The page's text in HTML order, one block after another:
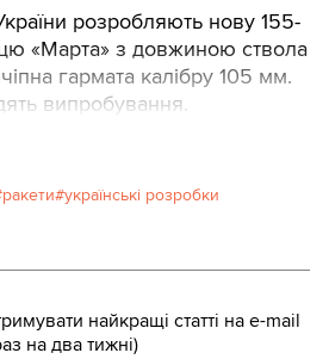
розробляють нову 155-
«Марта» з довжиною ствола
гармата калібру 105 мм.
випробування.
ракети українські розробки
найкращі статті на e-mail
на два тижні)